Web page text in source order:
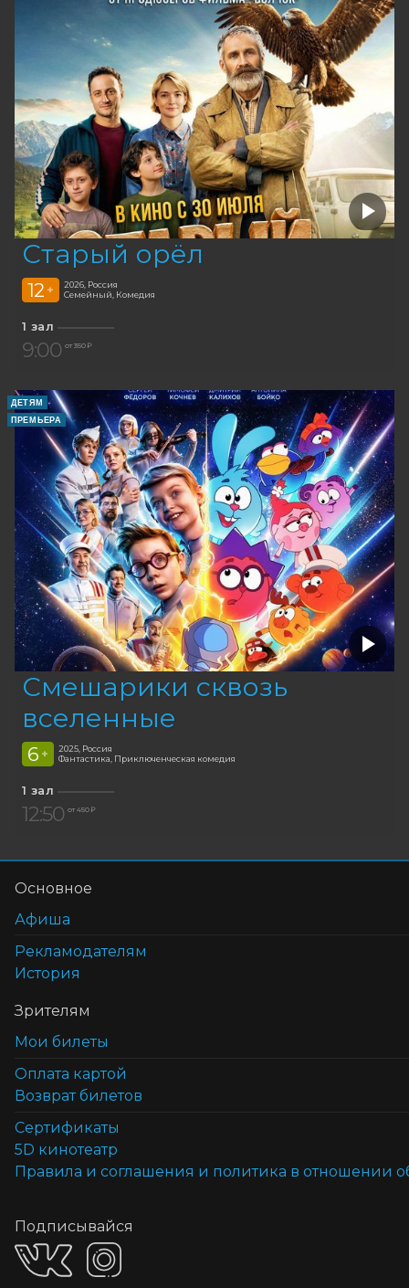
Старый орёл
12 +
2026, Россия
Семейный, Комедия
1 зал
9:00 от 350 ₽
ДЕТЯМ
ПРЕМЬЕРА
Смешарики сквозь
вселенные
6 +
2025, Россия
Фантастика, Приключенческая комедия
1 зал
12:50 от 450 ₽
Основное
Афиша
Рекламодателям
История
Зрителям
Мои билеты
Оплата картой
Возврат билетов
Cертификаты
5D кинотеатр
Правила и соглашения и политика в отношении
Подписывайся